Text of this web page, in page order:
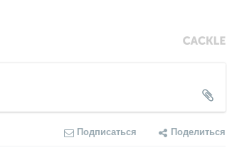
Подписаться Поделиться